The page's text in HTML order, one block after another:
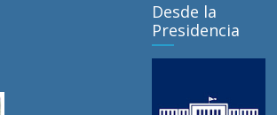
Desde la
Presidencia